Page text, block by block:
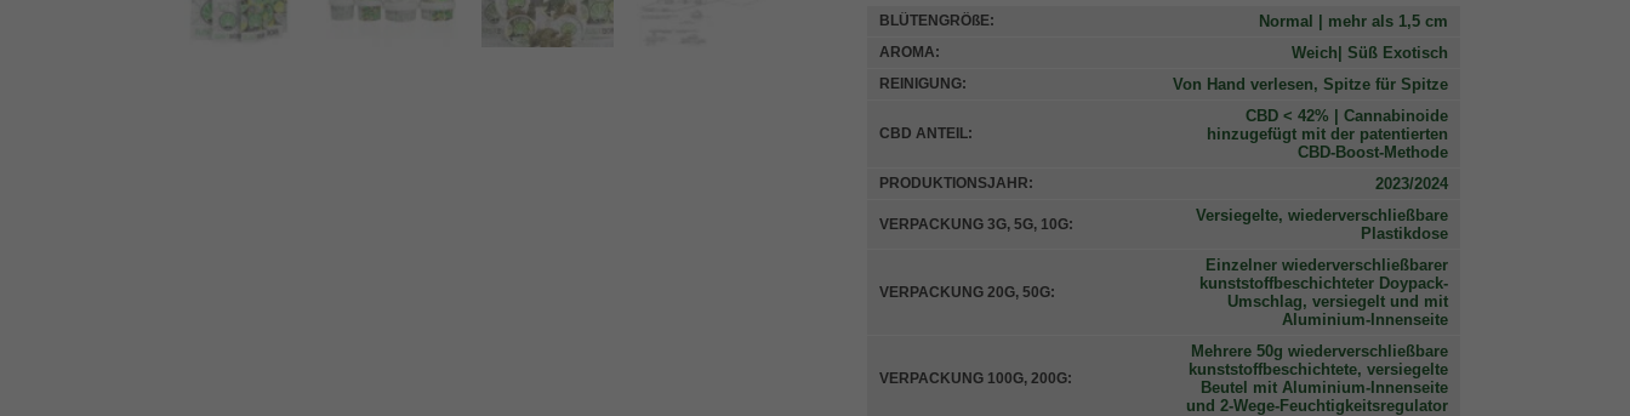
BLÜTENGRÖßE: Normal | mehr als 1,5 cm
AROMA: Weich| Süß Exotisch
REINIGUNG: Von Hand verlesen, Spitze für Spitze
CBD ANTEIL:
CBD < 42% | Cannabinoide
hinzugefügt mit der patentierten
CBD-Boost-Methode
PRODUKTIONSJAHR: 2023/2024
VERPACKUNG 3G, 5G, 10G:
Versiegelte, wiederverschließbare
Plastikdose
VERPACKUNG 20G, 50G:
Einzelner wiederverschließbarer
kunststoffbeschichteter Doypack-
Umschlag, versiegelt und mit
Aluminium-Innenseite
VERPACKUNG 100G, 200G:
Mehrere 50g wiederverschließbare
kunststoffbeschichtete, versiegelte
Beutel mit Aluminium-Innenseite
und 2-Wege-Feuchtigkeitsregulator